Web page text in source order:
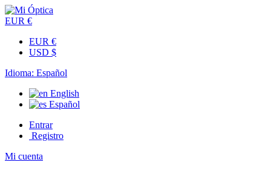
EUR €
EUR €
USD $
Idioma: Español
English
Español
Entrar
Registro
Mi cuenta